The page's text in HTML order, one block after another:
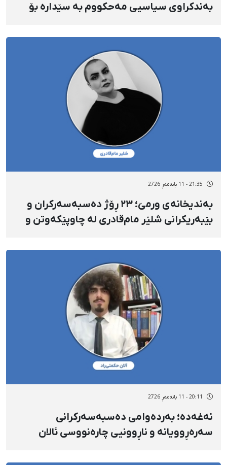
بەندکراوی سیاسیی مەحکووم بە سێدارە بۆ
بە سامانەی سەنا سنووردار کراوە
21:35 - 11 بانەمەڕ 2726
بەندیخانەی ورمێ؛ ٢٣ ڕۆژ دەسبەسەرکران و
بێبەریکرانی شلێر مام‌قادری لە چاوپێکەوتن و
منداڵەکانیەتی
20:11 - 11 بانەمەڕ 2726
نەغەدە؛ بەردەوامی دەسبەسەرکرانی
سەرەڕوویانە و ناڕوونیی چارەنووسی ئالان